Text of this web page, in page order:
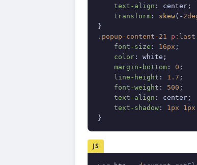
text-align : center;
transform : skew(-
.popup-content-21
p
font-size : 16px ;
color : white;
margin-bottom : 0 ;
line-height : 1.7 ;
font-weight : 500 ;
text-align : center;
text-shadow : 1px 1px
}
JS